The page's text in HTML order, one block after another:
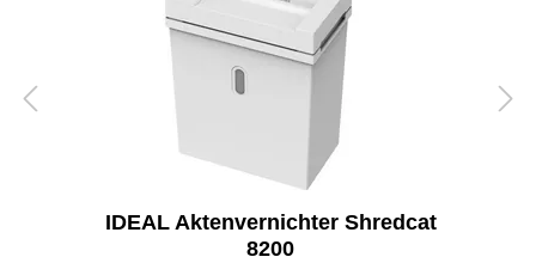
IDEAL Aktenvernichter Shredcat
8200